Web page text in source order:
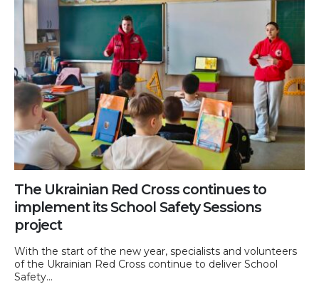
The Ukrainian Red Cross continues to
implement its School Safety Sessions
project
With the start of the new year, specialists and volunteers
of the Ukrainian Red Cross continue to deliver School
Safety...